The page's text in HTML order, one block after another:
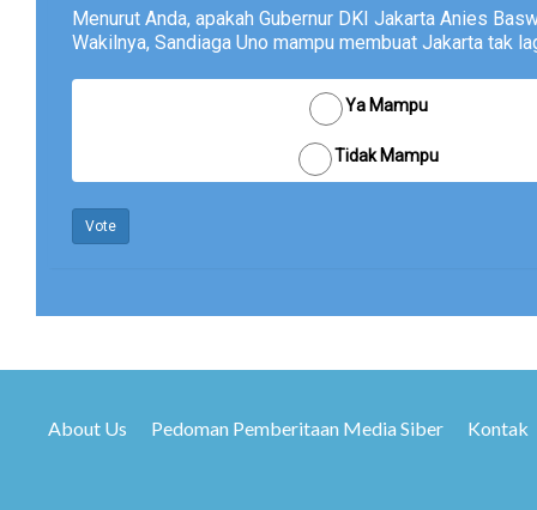
Menurut Anda, apakah Gubernur DKI Jakarta Anies
Wakilnya, Sandiaga Uno mampu membuat Jakarta tak
Ya Mampu
Tidak Mampu
Vote
About Us Pedoman Pemberitaan Media Siber Kontak